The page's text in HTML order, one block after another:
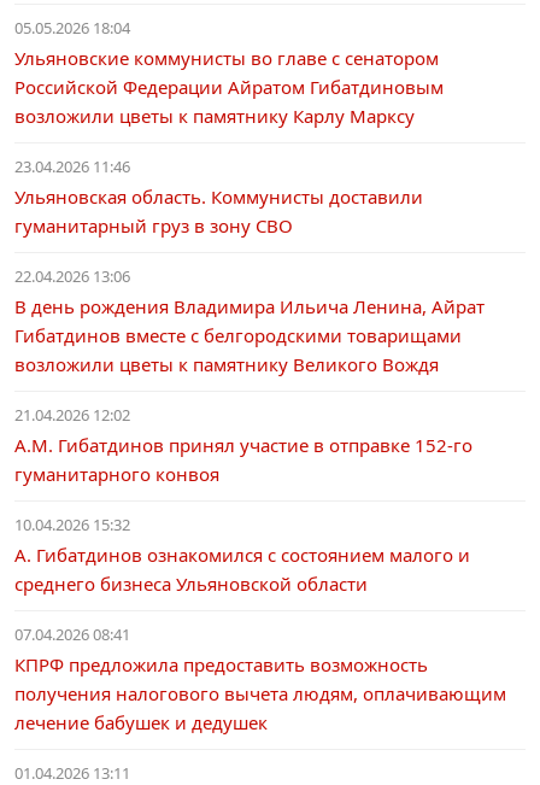
05.05.2026 18:04
Ульяновские коммунисты во главе с сенатором
Российской Федерации Айратом Гибатдиновым
возложили цветы к памятнику Карлу Марксу
23.04.2026 11:46
Ульяновская область. Коммунисты доставили
гуманитарный груз в зону СВО
22.04.2026 13:06
В день рождения Владимира Ильича Ленина, Айрат
Гибатдинов вместе с белгородскими товарищами
возложили цветы к памятнику Великого Вождя
21.04.2026 12:02
А.М. Гибатдинов принял участие в отправке 152-го
гуманитарного конвоя
10.04.2026 15:32
А. Гибатдинов ознакомился с состоянием малого и
среднего бизнеса Ульяновской области
07.04.2026 08:41
КПРФ предложила предоставить возможность
получения налогового вычета людям, оплачивающим
лечение бабушек и дедушек
01.04.2026 13:11